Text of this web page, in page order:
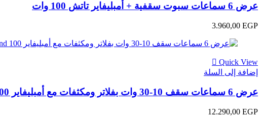
عرض 6 سماعات سبوت سقفية + أمبليفاير تاتش 100 وات
3.960,00 EGP
Quick View
إضافة إلى السلة
عرض 6 سماعات سقف 10-30 وات بفلاتر ومكثفات مع أمبليفاير Inter Sound 100 وات شاشة كاملة تاتش
12.290,00 EGP